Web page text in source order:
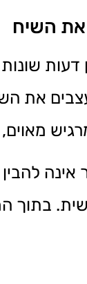
השיח
דעות
את
מאוים,